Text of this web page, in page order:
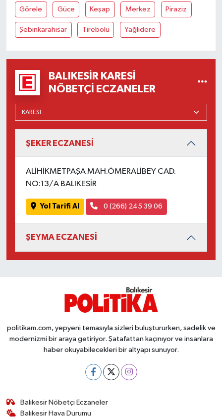
Görele Güce Keşap Merkez Piraziz
Şebinkarahisar Tirebolu Yağlıdere
BALIKESIR KARESI
NÖBETÇI ECZANELER
ŞEKER ECZANESİ
ALİHİKMETPAŞA MAH.ÖMERALİBEY CAD.
NO:13/A BALIKESİR
Yol Tarifi Al 0 (266) 245 39 06
ŞEYMA ECZANESİ
politikam.com, yepyeni temasıyla sizleri buluştururken, sadelik ve
modernizmi bir araya getiriyor. Şatafattan kaçınıyor ve insanlara
haber okuyabilecekleri bir altyapı sunuyor.
Balıkesir Nöbetçi Eczaneler
Balıkesir Hava Durumu